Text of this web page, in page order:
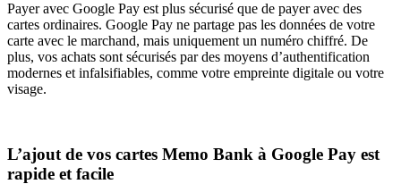
Payer avec Google Pay est plus sécurisé que de payer avec des
cartes ordinaires. Google Pay ne partage pas les données de votre
carte avec le marchand, mais uniquement un numéro chiffré. De
plus, vos achats sont sécurisés par des moyens d’authentification
modernes et infalsifiables, comme votre empreinte digitale ou votre
visage.
L’ajout de vos cartes Memo Bank à Google Pay est
rapide et facile